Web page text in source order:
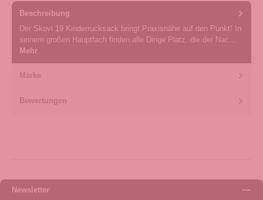
Beschreibung
Der Skovi 19 Kinderrucksack bringt Praxisnähe auf den Punkt! In
seinem großen Hauptfach finden alle Dinge Platz, die der Nac…
Mehr
Marke
Bewertungen
Newsletter